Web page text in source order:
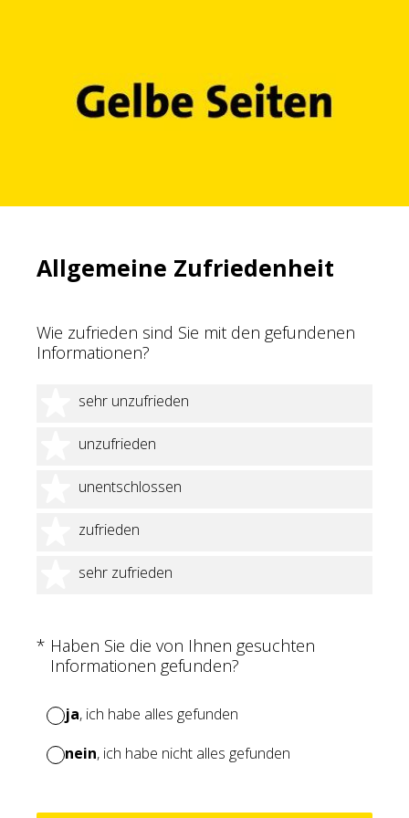
Allgemeine Zufriedenheit
Wie zufrieden sind Sie mit den gefundenen
Informationen?
sehr unzufrieden
1 Stern
unzufrieden
2 Sterne
unentschlossen
3 Sterne
zufrieden
4 Sterne
sehr zufrieden
5 Sterne
* Haben Sie die von Ihnen gesuchten
Informationen gefunden?
(Erforderlich.)
ja, ich habe alles gefunden
nein, ich habe nicht alles gefunden